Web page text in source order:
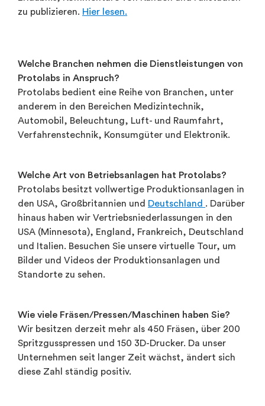
zu publizieren. Hier lesen.
Welche Branchen nehmen die Dienstleistungen von
Protolabs in Anspruch?
Protolabs bedient eine Reihe von Branchen, unter
anderem in den Bereichen Medizintechnik,
Automobil, Beleuchtung, Luft- und Raumfahrt,
Verfahrenstechnik, Konsumgüter und Elektronik.
Welche Art von Betriebsanlagen hat Protolabs?
Protolabs besitzt vollwertige Produktionsanlagen in
den USA, Großbritannien und Deutschland . Darüber
hinaus haben wir Vertriebsniederlassungen in den
USA (Minnesota), England, Frankreich, Deutschland
und Italien. Besuchen Sie unsere virtuelle Tour, um
Bilder und Videos der Produktionsanlagen und
Standorte zu sehen.
Wie viele Fräsen/Pressen/Maschinen haben Sie?
Wir besitzen derzeit mehr als 450 Fräsen, über 200
Spritzgusspressen und 150 3D-Drucker. Da unser
Unternehmen seit langer Zeit wächst, ändert sich
diese Zahl ständig positiv.